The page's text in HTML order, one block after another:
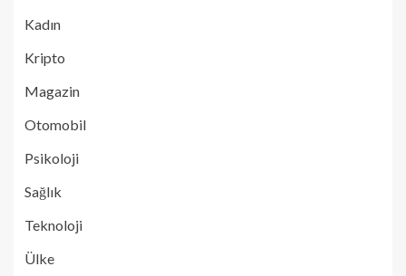
Kadın
Kripto
Magazin
Otomobil
Psikoloji
Sağlık
Teknoloji
Ülke